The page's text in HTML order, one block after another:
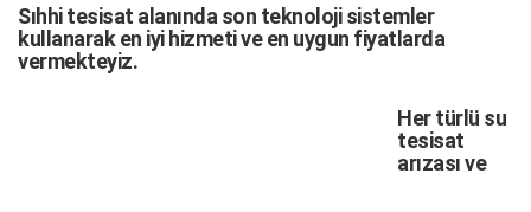
Sıhhi tesisat alanında son teknoloji sistemler
kullanarak en iyi hizmeti ve en uygun fiyatlarda
vermekteyiz.
Her türlü su
tesisat
arızasıve